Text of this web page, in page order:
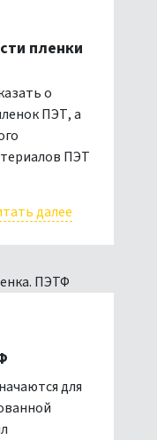
пленки
о
ПЭТ, а
ПЭТ
далее
для